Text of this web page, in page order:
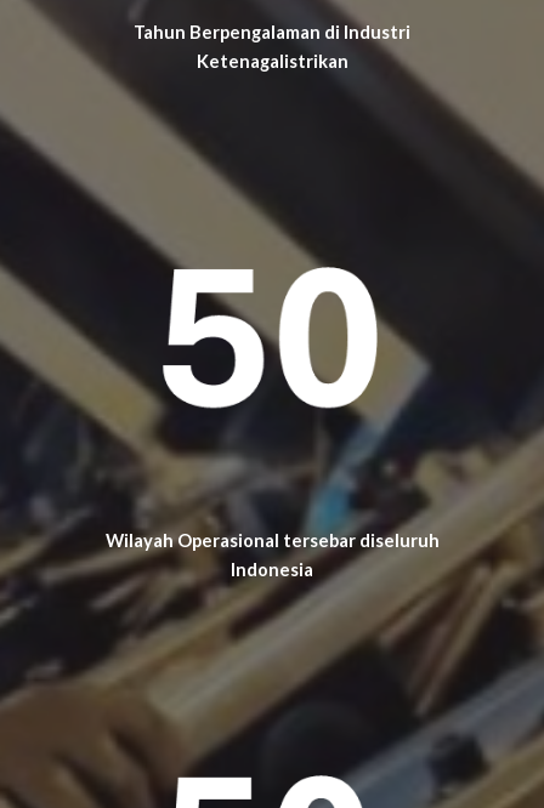
Tahun Berpengalaman di Industri
Ketenagalistrikan
Wilayah Operasional tersebar diseluruh
Indonesia